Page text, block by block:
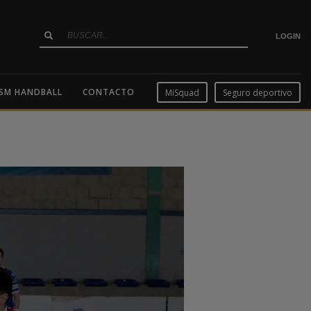
LOGIN
HANDBALL CONTACTO MiSquad Seguro deportivo